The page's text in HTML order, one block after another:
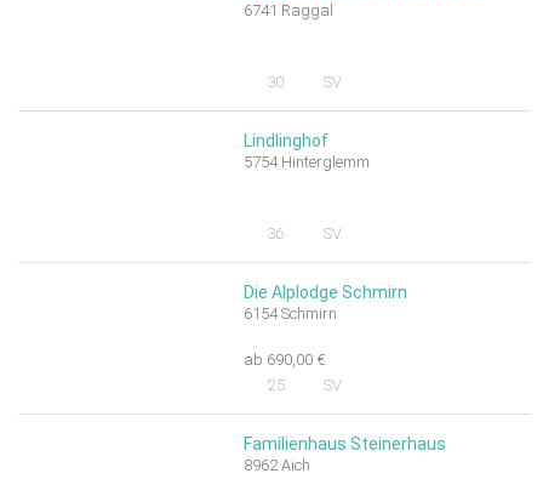
6741 Raggal
30 SV
Lindlinghof
5754 Hinterglemm
36 SV
Die Alplodge Schmirn
6154 Schmirn
ab 690,00 €
25
SV
Familienhaus Steinerhaus
8962 Aich